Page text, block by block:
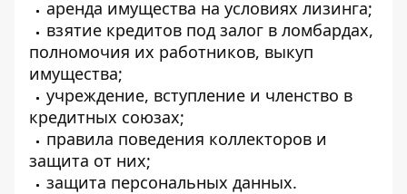
аренда имущества на условиях лизинга;
взятие кредитов под залог в ломбардах,
полномочия их работников, выкуп
имущества;
учреждение, вступление и членство в
кредитных союзах;
правила поведения коллекторов и
защита от них;
защита персональных данных.